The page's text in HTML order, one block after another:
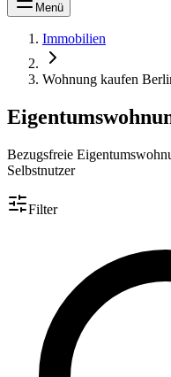
Menü
Immobilien
Wohnung kaufen
Bezugsfreie
Selbstnutzer
Filter